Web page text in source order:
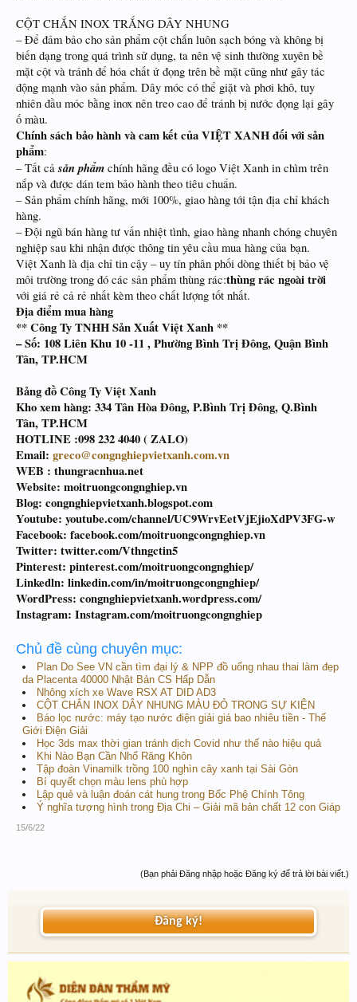
CỘT CHẮN INOX TRẮNG DÂY NHUNG
– Để đảm bảo cho sản phẩm cột chắn luôn sạch bóng và không bị
biến dạng trong quá trình sử dụng, ta nên vệ sinh thường xuyên bề
mặt cột và tránh để hóa chất ứ đọng trên bề mặt cũng như gây tác
động mạnh vào sản phẩm. Dây móc có thể giặt và phơi khô, tuy
nhiên đầu móc bằng inox nên treo cao để tránh bị nước đọng lại gây
ố màu.
Chính sách bảo hành và cam kết của VIỆT XANH đối với sản
phẩm:
– Tất cảsản phẩm chính hãng đều có logo Việt Xanh in chìm trên
nắp và được dán tem bảo hành theo tiêu chuẩn.
– Sản phẩm chính hãng, mới 100%, giao hàng tới tận địa chỉ khách
hàng.
– Đội ngũ bán hàng tư vấn nhiệt tình, giao hàng nhanh chóng chuyên
nghiệp sau khi nhận được thông tin yêu cầu mua hàng của bạn.
Việt Xanh là địa chỉ tin cậy – uy tín phân phối dòng thiết bị bảo vệ
môi trường trong đó các sản phẩm thùng rác:thùng rác ngoài trời
với giá rẻ cả rẻ nhất kèm theo chất lượng tốt nhất.
Địa điểm mua hàng
** Công Ty TNHH Sản Xuất Việt Xanh **
– Số: 108 Liên Khu 10 -11 , Phường Bình Trị Đông, Quận Bình
Tân, TP.HCM
Bảng đồ Công Ty Việt Xanh
Kho xem hàng: 334 Tân Hòa Đông, P.Bình Trị Đông, Q.Bình
Tân, TP.HCM
HOTLINE :098 232 4040 ( ZALO)
Email: greco@congnghiepvietxanh.com.vn
WEB : thungracnhua.net
Website: moitruongcongnghiep.vn
Blog: congnghiepvietxanh.blogspot.com
Youtube: youtube.com/channel/UC9WrvEetVjEjioXdPV3FG-w
Facebook: facebook.com/moitruongcongnghiep.vn
Twitter: twitter.com/Vthngctin5
Pinterest: pinterest.com/moitruongcongnghiep/
Linkedln: linkedin.com/in/moitruongcongnghiep/
WordPress: congnghiepvietxanh.wordpress.com/
Instagram: Instagram.com/moitruongcongnghiep
Chủ đề cùng chuyên mục:
Plan Do See VN cần tìm đại lý & NPP đồ uống nhau thai làm đẹp
da Placenta 40000 Nhật Bản CS Hấp Dẫn
Nhông xích xe Wave RSX AT DID AD3
CỘT CHẮN INOX DÂY NHUNG MÀU ĐỎ TRONG SỰ KIỆN
Báo lọc nước: máy tạo nước điện giải giá bao nhiêu tiền - Thế
Giới Điện Giải
Học 3ds max thời gian tránh dịch Covid như thế nào hiệu quả
Khi Nào Bạn Cần Nhổ Răng Khôn
Tập đoàn Vinamilk trồng 100 nghìn cây xanh tại Sài Gòn
Bí quyết chọn màu lens phù hợp
Lập quẻ và luận đoán cát hung trong Bốc Phệ Chính Tông
Ý nghĩa tượng hình trong Địa Chi – Giải mã bản chất 12 con Giáp
15/6/22
(Bạn phải Đăng nhập hoặc Đăng ký để trả lời bài viết.)
Đăng ký!